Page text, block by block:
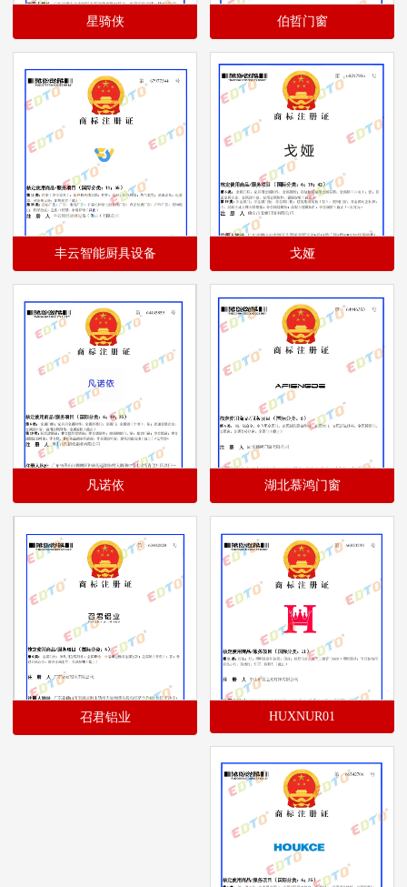
星骑侠 伯哲门窗
丰云智能厨具设备 戈娅
凡诺依 湖北慕鸿门窗
召君铝业 HUXNUR01